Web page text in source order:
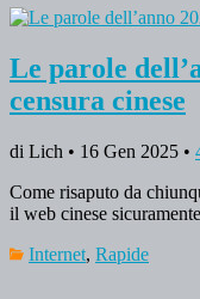
Le parole
censura cinese
di Lich • 16 Gen 2025 •
Come risaputo da
il web cinese
Internet, Rapide